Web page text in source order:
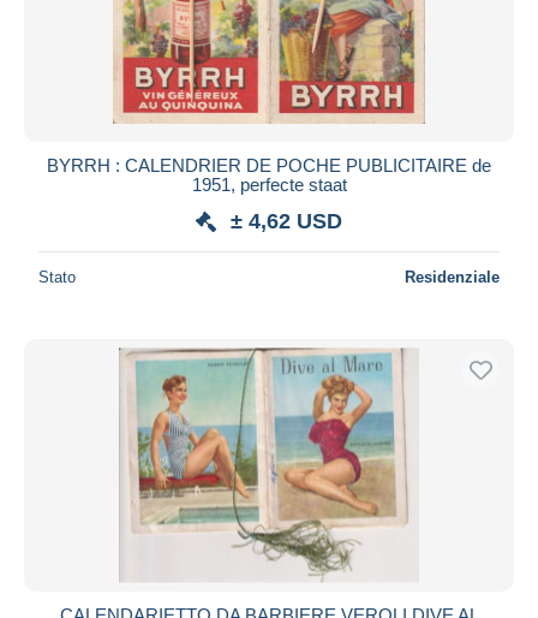
BYRRH : CALENDRIER DE POCHE PUBLICITAIRE de
1951, perfecte staat
± 4,62 USD
Stato Residenziale